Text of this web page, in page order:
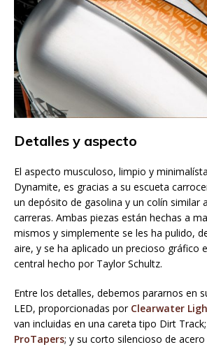
Detalles y aspecto
El aspecto musculoso, limpio y
Dynamite, es gracias a su escueta
un depósito de gasolina y un colín similar
carreras. Ambas piezas están hechas a
mismos y simplemente se les ha pulido,
aire, y se ha aplicado un precioso gráfico
central hecho por Taylor Schultz.
Entre los detalles, debemos pararnos en
LED, proporcionadas por Clearwater
van incluidas en una careta tipo Dirt
ProTapers; y su corto silencioso de acero